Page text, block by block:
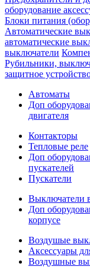
оборудование
Блоки питания
Автоматические
автоматические
выключатели
Рубильники,
защитное
Автоматы
Доп
двигателя
Контакторы
Тепловые реле
Доп
пускателей
Пускатели
Выключатели
Доп
корпусе
Воздушые
Аксессуары
Воздушные